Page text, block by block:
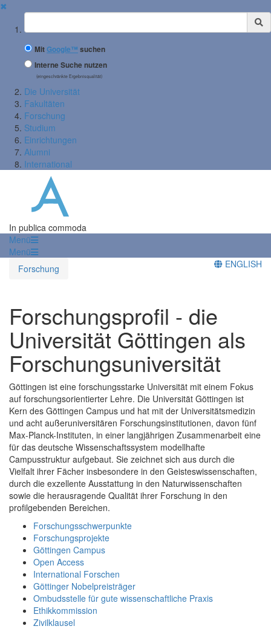
✖
Suchbegriff
MitGoogle™ suchen
Interne Suche nutzen
(eingeschränkte Ergebnisqualität)
Die Universität
Fakultäten
Forschung
Studium
Einrichtungen
Alumni
International
In publica commoda
Menü
Menü
Forschung
ENGLISH
Forschungsprofil - die
Universität Göttingen als
Forschungsuniversität
Göttingen ist eine forschungsstarke Universität mit einem Fokus
auf forschungsorientierter Lehre. Die Universität Göttingen ist
Kern des Göttingen Campus und hat mit der Universitätsmedizin
und acht außeruniversitären Forschungsinstitutionen, davon fünf
Max-Planck-Instituten, in einer langjährigen Zusammenarbeit eine
für das deutsche Wissenschaftssystem modellhafte
Campusstruktur aufgebaut. Sie zeichnet sich aus durch die
Vielfalt ihrer Fächer insbesondere in den Geisteswissenschaften,
durch die exzellente Ausstattung in den Naturwissenschaften
sowie die herausragende Qualität ihrer Forschung in den
profilgebenden Bereichen.
Forschungsschwerpunkte
Forschungsprojekte
Göttingen Campus
Open Access
International Forschen
Göttinger Nobelpreisträger
Ombudsstelle für gute wissenschaftliche Praxis
Ethikkommission
Zivilklausel